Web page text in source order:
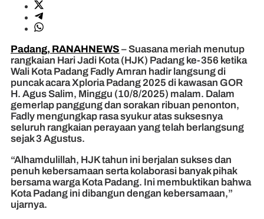
Padang, RANAHNEWS – Suasana meriah menutup
rangkaian Hari Jadi Kota (HJK) Padang ke-356 ketika
Wali Kota Padang Fadly Amran hadir langsung di
puncak acara Xploria Padang 2025 di kawasan GOR
H. Agus Salim, Minggu (10/8/2025) malam. Dalam
gemerlap panggung dan sorakan ribuan penonton,
Fadly mengungkap rasa syukur atas suksesnya
seluruh rangkaian perayaan yang telah berlangsung
sejak 3 Agustus.
“Alhamdulillah, HJK tahun ini berjalan sukses dan
penuh kebersamaan serta kolaborasi banyak pihak
bersama warga Kota Padang. Ini membuktikan bahwa
Kota Padang ini dibangun dengan kebersamaan,”
ujarnya.